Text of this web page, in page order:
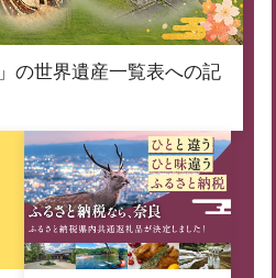
の世界遺産一覧表への記